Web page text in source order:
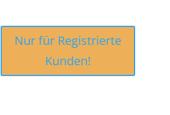
Nur für Registrierte
Kunden!